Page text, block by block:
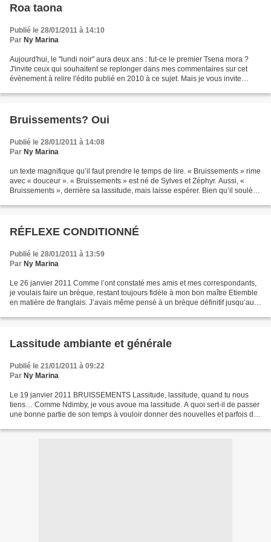
Roa taona
Publié le 28/01/2011 à 14:10
Par Ny Marina
Aujourd'hui, le "lundi noir" aura deux ans : fut-ce le premier Tsena mora ?
J'invite ceux qui souhaitent se replonger dans mes commentaires sur cet
évènement à relire l'édito publié en 2010 à ce sujet. Mais je vous invite
Bruissements? Oui
Publié le 28/01/2011 à 14:08
Par Ny Marina
un texte magnifique qu’il faut prendre le temps de lire. « Bruissements » rime
avec « douceur ». « Bruissements » est né de Sylves et Zéphyr. Aussi, «
Bruissements », derrière sa lassitude, mais laisse espérer. Bien qu’il soulève
RÉFLEXE CONDITIONNÉ
Publié le 28/01/2011 à 13:59
Par Ny Marina
Le 26 janvier 2011 Comme l’ont constaté mes amis et mes correspondants,
je voulais faire un brèque, restant toujours fidèle à mon bon maître Etiemble
en matière de franglais. J’avais même pensé à un brèque définitif jusqu’au
Lassitude ambiante et générale
Publié le 21/01/2011 à 09:22
Par Ny Marina
Le 19 janvier 2011 BRUISSEMENTS Lassitude, lassitude, quand tu nous
tiens… Comme Ndimby, je vous avoue ma lassitude. A quoi sert-il de passer
une bonne partie de son temps à vouloir donner des nouvelles et parfois des